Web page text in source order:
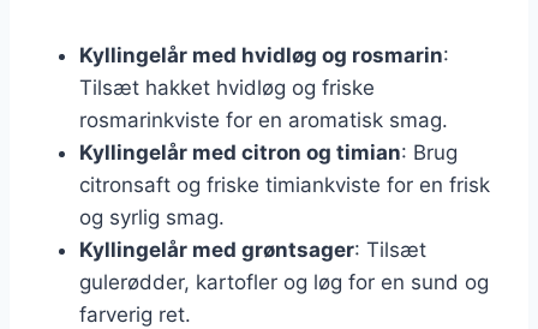
Kyllingelår med hvidløg og rosmarin:
Tilsæt hakket hvidløg og friske
rosmarinkviste for en aromatisk smag.
Kyllingelår med citron og timian: Brug
citronsaft og friske timiankviste for en frisk
og syrlig smag.
Kyllingelår med grøntsager: Tilsæt
gulerødder, kartofler og løg for en sund og
farverig ret.